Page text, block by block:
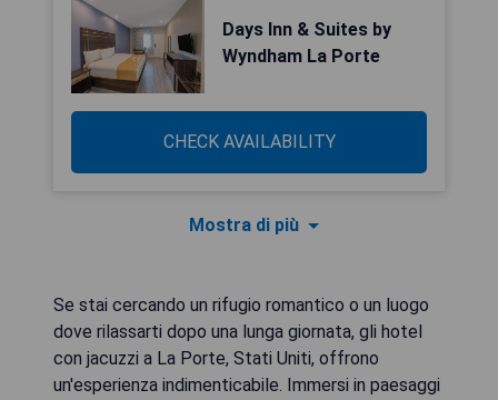
Days Inn & Suites by
Wyndham La Porte
CHECK AVAILABILITY
Mostra di più
Se stai cercando un rifugio romantico o un luogo
dove rilassarti dopo una lunga giornata, gli hotel
con jacuzzi a La Porte, Stati Uniti, offrono
un'esperienza indimenticabile. Immersi in paesaggi